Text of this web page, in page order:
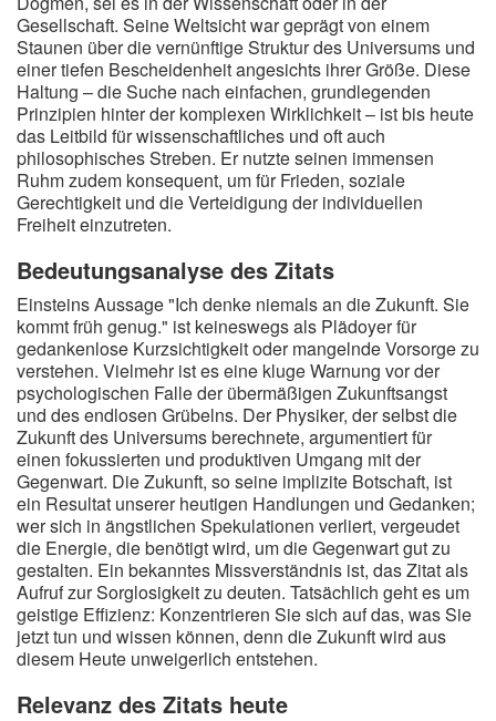
Gesellschaft. Seine Weltsicht war geprägt von einem
Staunen über die vernünftige Struktur des Universums und
einer tiefen Bescheidenheit angesichts ihrer Größe. Diese
Haltung – die Suche nach einfachen, grundlegenden
Prinzipien hinter der komplexen Wirklichkeit – ist bis heute
das Leitbild für wissenschaftliches und oft auch
philosophisches Streben. Er nutzte seinen immensen
Ruhm zudem konsequent, um für Frieden, soziale
Gerechtigkeit und die Verteidigung der individuellen
Freiheit einzutreten.
Bedeutungsanalyse des Zitats
Einsteins Aussage "Ich denke niemals an die Zukunft. Sie
kommt früh genug." ist keineswegs als Plädoyer für
gedankenlose Kurzsichtigkeit oder mangelnde Vorsorge zu
verstehen. Vielmehr ist es eine kluge Warnung vor der
psychologischen Falle der übermäßigen Zukunftsangst
und des endlosen Grübelns. Der Physiker, der selbst die
Zukunft des Universums berechnete, argumentiert für
einen fokussierten und produktiven Umgang mit der
Gegenwart. Die Zukunft, so seine implizite Botschaft, ist
ein Resultat unserer heutigen Handlungen und Gedanken;
wer sich in ängstlichen Spekulationen verliert, vergeudet
die Energie, die benötigt wird, um die Gegenwart gut zu
gestalten. Ein bekanntes Missverständnis ist, das Zitat als
Aufruf zur Sorglosigkeit zu deuten. Tatsächlich geht es um
geistige Effizienz: Konzentrieren Sie sich auf das, was Sie
jetzt tun und wissen können, denn die Zukunft wird aus
diesem Heute unweigerlich entstehen.
Relevanz des Zitats heute